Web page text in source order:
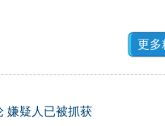
更多
嫌疑人已被抓获